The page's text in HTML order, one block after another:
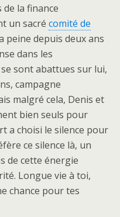
de la finance
un sacré comité de
peine depuis deux ans
dans les
sont abattues sur lui,
campagne
malgré cela, Denis et
bien seuls pour
a choisi le silence pour
ce silence là, un
de cette énergie
Longue vie à toi,
chance pour tes